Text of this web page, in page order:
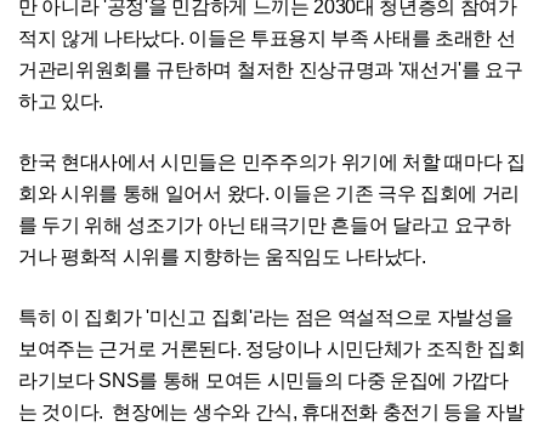
만 아니라 '공정'을 민감하게 느끼는 2030대 청년층의 참여가
적지 않게 나타났다. 이들은 투표용지 부족 사태를 초래한 선
거관리위원회를 규탄하며 철저한 진상규명과 '재선거'를 요구
하고 있다.
한국 현대사에서 시민들은 민주주의가 위기에 처할 때마다 집
회와 시위를 통해 일어서 왔다. 이들은 기존 극우 집회에 거리
를 두기 위해 성조기가 아닌 태극기만 흔들어 달라고 요구하
거나 평화적 시위를 지향하는 움직임도 나타났다.
특히 이 집회가 '미신고 집회'라는 점은 역설적으로 자발성을
보여주는 근거로 거론된다. 정당이나 시민단체가 조직한 집회
라기보다 SNS를 통해 모여든 시민들의 다중 운집에 가깝다
는 것이다. 현장에는 생수와 간식, 휴대전화 충전기 등을 자발